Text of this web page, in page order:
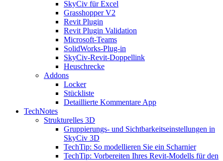
SkyCiv für Excel
Grasshopper V2
Revit Plugin
Revit Plugin Validation
Microsoft-Teams
SolidWorks-Plug-in
SkyCiv-Revit-Doppellink
Heuschrecke
Addons
Locker
Stückliste
Detaillierte Kommentare App
TechNotes
Strukturelles 3D
Gruppierungs- und Sichtbarkeitseinstellungen in
SkyCiv 3D
TechTip: So modellieren Sie ein Scharnier
TechTip: Vorbereiten Ihres Revit-Modells für den